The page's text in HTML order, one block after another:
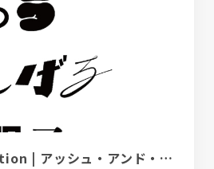
ASH&D Corporation | アッシュ・アンド・ディ・コーポレーション